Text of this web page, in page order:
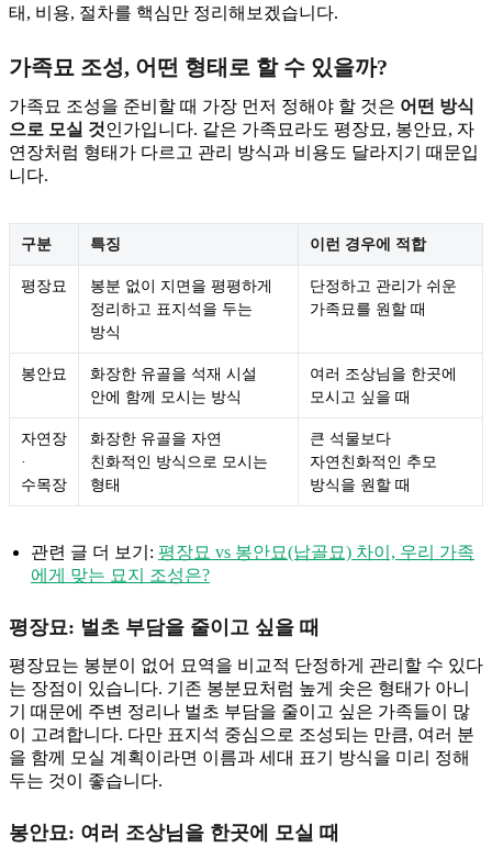
태, 비용, 절차를 핵심만 정리해보겠습니다.
가족묘 조성, 어떤 형태로 할 수 있을까?
가족묘 조성을 준비할 때 가장 먼저 정해야 할 것은 어떤 방식
으로 모실 것인가입니다. 같은 가족묘라도 평장묘, 봉안묘, 자
연장처럼 형태가 다르고 관리 방식과 비용도 달라지기 때문입
니다.
구분 특징 이런 경우에 적합
평장묘
봉분 없이 지면을 평평하게
정리하고 표지석을 두는
방식
단정하고 관리가 쉬운
가족묘를 원할 때
봉안묘
화장한 유골을 석재 시설
안에 함께 모시는 방식
여러 조상님을 한곳에
모시고 싶을 때
자연장
·
수목장
화장한 유골을 자연
친화적인 방식으로 모시는
형태
큰 석물보다
자연친화적인 추모
방식을 원할 때
관련 글 더 보기: 평장묘 vs 봉안묘(납골묘) 차이, 우리 가족
에게 맞는 묘지 조성은?
평장묘: 벌초 부담을 줄이고 싶을 때
평장묘는 봉분이 없어 묘역을 비교적 단정하게 관리할 수 있다
는 장점이 있습니다. 기존 봉분묘처럼 높게 솟은 형태가 아니
기 때문에 주변 정리나 벌초 부담을 줄이고 싶은 가족들이 많
이 고려합니다. 다만 표지석 중심으로 조성되는 만큼, 여러 분
을 함께 모실 계획이라면 이름과 세대 표기 방식을 미리 정해
두는 것이 좋습니다.
봉안묘: 여러 조상님을 한곳에 모실 때